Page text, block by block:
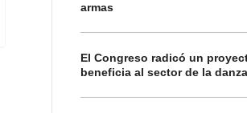
armas
El Congreso radicó un
beneficia al sector de la danza